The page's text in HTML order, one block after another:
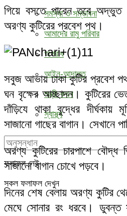
সমস্যা ও সম্ভাবনা
আমাদের রামু পরিবার
অপরাধ
আইন-আদালত
মন্ত্রী কথন
স্বাস্থ্য
ফলাফল নেই
সকল ফলাফল দেখুন
গিয়ে বসতে পারেন তবে অদ্ভুত
অরণ্য কুটিরের প্রবেশ পথ।
সবুজ আভায় ঢাকা কুটির প্রবেশ
ঘন বৃক্ষের আচ্ছাদন। কুটিরের
দাঁড়িযে থাকা বুদ্ধের দীর্ঘকায়
সাজানো গাছের বাগান। সেখানে
অরণ্য কুটিরের চারপাশে বৌদ্ধ
সাজানো বাগান চোখে পড়বে।
দিনের শেষ বেলায় অরণ্য কুটির
মেঘে সোনার রং ধরবে। ডুবন্ত